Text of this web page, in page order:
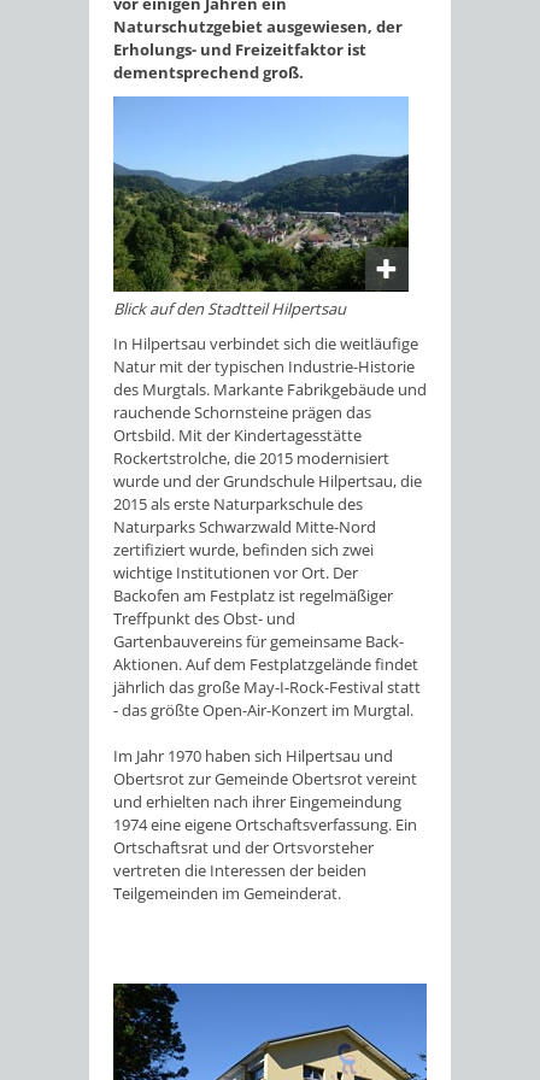
Naturschutzgebiet ausgewiesen, der
Erholungs- und Freizeitfaktor ist
dementsprechend groß.
Blick auf den Stadtteil Hilpertsau
In Hilpertsau verbindet sich die weitläufige
Natur mit der typischen Industrie-Historie
des Murgtals. Markante Fabrikgebäude und
rauchende Schornsteine prägen das
Ortsbild. Mit der Kindertagesstätte
Rockertstrolche, die 2015 modernisiert
wurde und der Grundschule Hilpertsau, die
2015 als erste Naturparkschule des
Naturparks Schwarzwald Mitte-Nord
zertifiziert wurde, befinden sich zwei
wichtige Institutionen vor Ort. Der
Backofen am Festplatz ist regelmäßiger
Treffpunkt des Obst- und
Gartenbauvereins für gemeinsame Back-
Aktionen. Auf dem Festplatzgelände findet
jährlich das große May-I-Rock-Festival statt
- das größte Open-Air-Konzert im Murgtal.
Im Jahr 1970 haben sich Hilpertsau und
Obertsrot zur Gemeinde Obertsrot vereint
und erhielten nach ihrer Eingemeindung
1974 eine eigene Ortschaftsverfassung. Ein
Ortschaftsrat und der Ortsvorsteher
vertreten die Interessen der beiden
Teilgemeinden im Gemeinderat.